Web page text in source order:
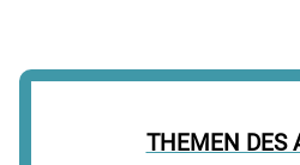
THEMEN DES